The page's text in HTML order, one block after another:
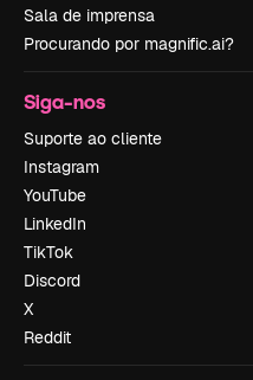
Sala de imprensa
Procurando por magnific.ai?
Siga-nos
Suporte ao cliente
Instagram
YouTube
LinkedIn
TikTok
Discord
X
Reddit